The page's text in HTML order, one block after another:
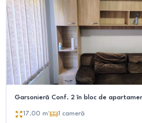
Garsonieră Conf. 2 în bloc de
17.00 m² 1 cameră